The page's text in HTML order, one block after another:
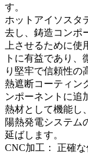
す。
ホットアイソスタ
去し、鋳造コンポ
上させるために使
トに有益であり、
り堅牢で信頼性の
熱遮断コーティン
ンポーネントに追
熱材として機能し
陽熱発電システム
延ばします。
CNC加工 ： 正確